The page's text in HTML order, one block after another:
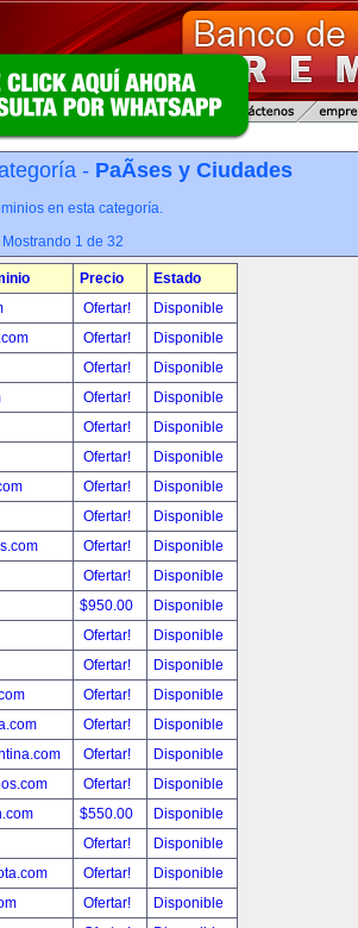
- PaÃ­ses y Ciudades
en esta categoría.
Mostrando 1 de 32
Precio
Estado
Ofertar!
Disponible
Ofertar!
Disponible
Ofertar!
Disponible
Ofertar!
Disponible
Ofertar!
Disponible
Ofertar!
Disponible
Ofertar!
Disponible
Ofertar!
Disponible
Ofertar!
Disponible
Ofertar!
Disponible
$950.00
Disponible
Ofertar!
Disponible
Ofertar!
Disponible
Ofertar!
Disponible
Ofertar!
Disponible
Ofertar!
Disponible
Ofertar!
Disponible
$550.00
Disponible
Ofertar!
Disponible
Ofertar!
Disponible
Ofertar!
Disponible